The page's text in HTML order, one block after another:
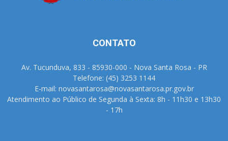
CONTATO
Av. Tucunduva, 833 - 85930-000 - Nova Santa Rosa - PR
Telefone: (45) 3253 1144
E-mail: novasantarosa@novasantarosa.pr.gov.br
Atendimento ao Público de Segunda à Sexta: 8h - 11h30 e 13h30
- 17h